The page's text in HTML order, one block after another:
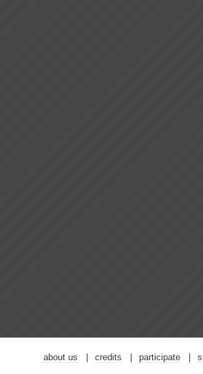
about us credits participate